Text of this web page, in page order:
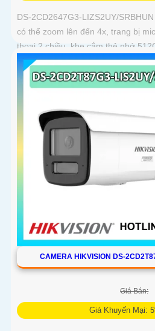
DS-2CD2647G3-LIZS2UY/
có thể zoom lên đến 4x, trang bị
thoại 2 chiều, khe cắm thẻ nhớ
AI trong việc cân bằng màu sáng
yếu, ống kính có độ phân giải 4
CAMERA HIKVISION DS-
Giá Bán:
Giá Khuyến Mại: